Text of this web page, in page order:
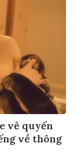
vẻ quyến
về thông